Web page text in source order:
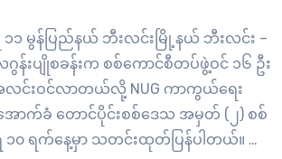
၁၁ မွန်ပြည်နယ် ဘီးလင်းမြို့နယ် ဘီးလင်း –
ဂွန်းပျိုစခန်းက စစ်ကောင်စီတပ်ဖွဲ့ဝင် ၁၆ ဦး
င်းဝင်လာတယ်လို့ NUG ကာကွယ်ရေး
ောက်ခံ တောင်ပိုင်းစစ်ဒေသ အမှတ် (၂) စစ်
၁၀ ရက်နေ့မှာ သတင်းထုတ်ပြန်ပါတယ်။ ဘီး